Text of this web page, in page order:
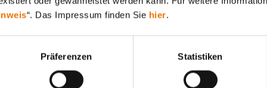
“. Das Impressum finden Sie hier.
Präferenzen Statistiken
Stegen
Qualität wie auch eine soziale
Platz für Miteinander und